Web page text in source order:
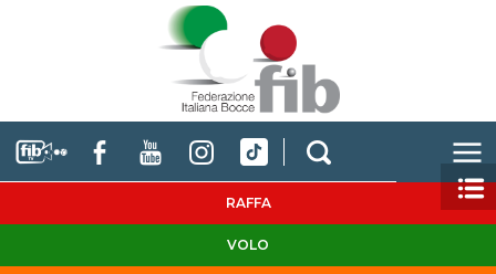
RAFFA
VOLO